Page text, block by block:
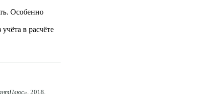
Особенно
в расчёте
2018